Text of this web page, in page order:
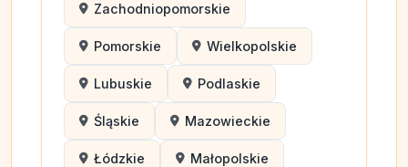
Zachodniopomorskie
Pomorskie Wielkopolskie
Lubuskie Podlaskie
Śląskie Mazowieckie
Łódzkie Małopolskie